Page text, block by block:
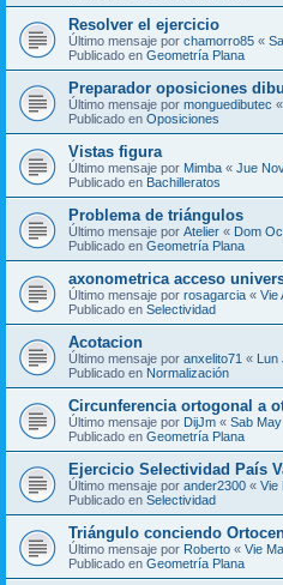
Resolver el ejercicio
Último mensaje por chamorro85 «
Publicado en Geometría Plana
Preparador oposiciones
Último mensaje por monguedibutec «
Publicado en Oposiciones
Vistas figura
Último mensaje por Mimba « Jue
Publicado en Bachilleratos
Problema de triángulos
Último mensaje por Atelier « Dom
Publicado en Geometría Plana
axonometrica acceso
Último mensaje por rosagarcia « Vie
Publicado en Selectividad
Acotacion
Último mensaje por anxelito71 « Lun
Publicado en Normalización
Circunferencia ortogonal a
Último mensaje por DijJm « Sab
Publicado en Geometría Plana
Ejercicio Selectividad País
Último mensaje por ander2300 « Vie
Publicado en Selectividad
Triángulo conciendo
Último mensaje por Roberto « Vie
Publicado en Geometría Plana